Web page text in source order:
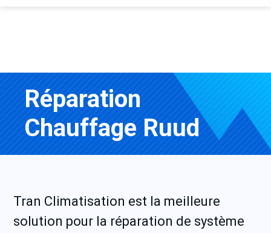
Réparation
Chauffage Ruud
Tran Climatisation est la meilleure
solution pour la réparation de système